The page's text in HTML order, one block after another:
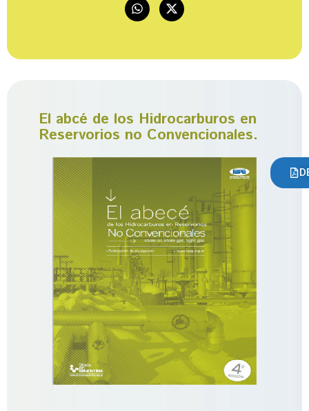
El abcé de los Hidrocarburos en
Reservorios no Convencionales.